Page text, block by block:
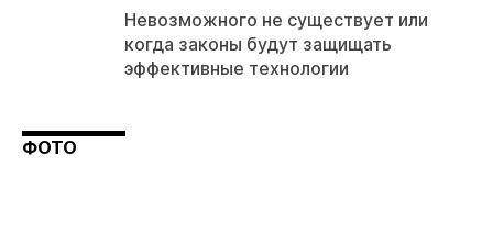
Невозможного не существует или
когда законы будут защищать
эффективные технологии
ФОТО